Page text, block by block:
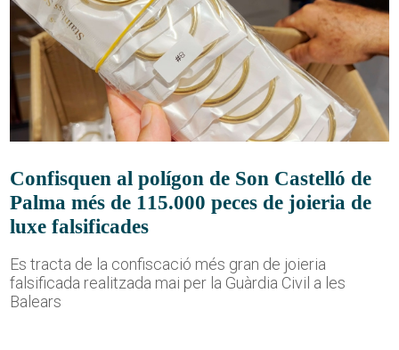
Confisquen al polígon de Son Castelló de
Palma més de 115.000 peces de joieria de
luxe falsificades
Es tracta de la confiscació més gran de joieria
falsificada realitzada mai per la Guàrdia Civil a les
Balears